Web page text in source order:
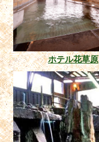
ホテル花草原